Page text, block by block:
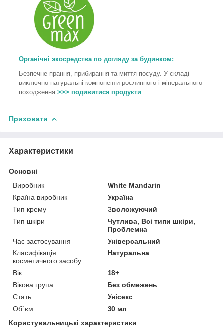
Органічні экосредства по догляду за будинком:
Безпечне прання, прибирання та миття посуду. У складі
виключно натуральні компоненти рослинного і мінерального
походження >>> подивитися продукти
Приховати
Характеристики
Основні
Виробник
White Mandarin
Країна виробник
Україна
Тип крему
Зволожуючий
Тип шкіри
Чутлива, Всі типи шкіри,
Проблемна
Час застосування
Універсальний
Класифікація
косметичного засобу
Натуральна
Вік
18+
Вікова група
Без обмежень
Стать
Унісекс
Об`єм
30 мл
Користувальницькі характеристики